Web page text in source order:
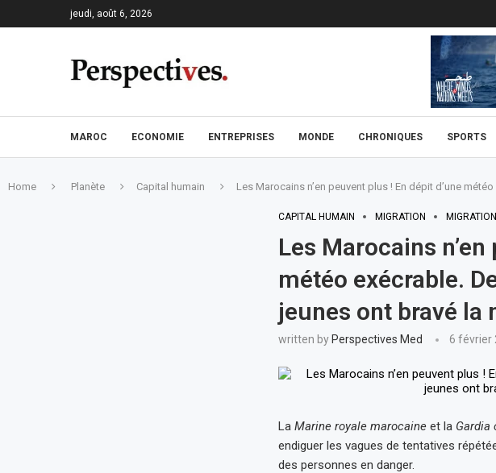
jeudi, août 6, 2026
MAROC ECONOMIE ENTREPRISES MONDE CHRONIQUES SPORTS
Home Planète Capital humain Les Marocains n’en peuvent plus ! En dépit d’une
CAPITAL HUMAIN MIGRATION
Les Marocains
météo exécrable.
jeunes ont bravé la
written by Perspectives Med 6 février
La Marine royale marocaineet la Gardia
endiguer les vagues de tentatives
des personnes en danger.